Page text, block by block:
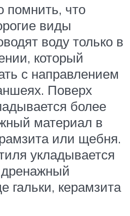
помнить, что
виды
воду только в
который
с направлением
Поверх
более
материал в
или щебня.
укладывается
гальки, керамзита